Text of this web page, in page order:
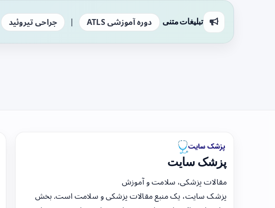
تبلیغات متنی دوره آموزشی ATLS | جراحی تیروئید
پزشک سایت
مقالات پزشکی، سلامت و آموزش
پزشک سایت، یک منبع مقالات پزشکی و سلامت است. بخش